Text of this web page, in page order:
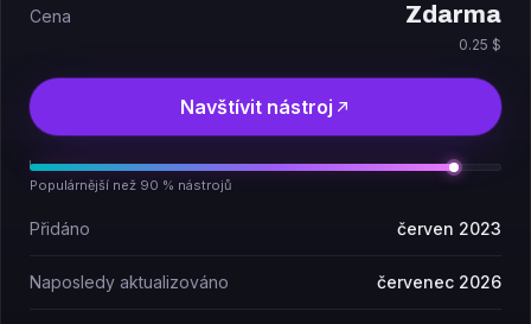
Cena Zdarma
0.25 $
Navštívit nástroj
Populárnější než 90 % nástrojů
Přidáno červen 2023
Naposledy aktualizováno červenec 2026